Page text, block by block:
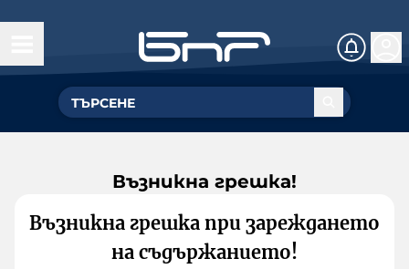
Възникна грешка!
Възникна грешка при зареждането
на съдържанието!